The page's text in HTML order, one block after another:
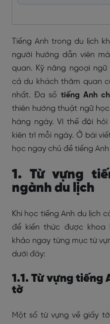
Tiếng Anh trong du lịch
người hướng dẫn viên
quan. Kỹ năng ngoại
cả du khách thăm quan
nhất. Đa số tiếng Anh
thiên hướng thuật ngữ
hàng ngày. Vì thế đòi
kiên trì mỗi ngày. Ở bài
học ngay chủ đề tiếng
1. Từ vựng
ngành du lịch
Khi học tiếng Anh du lịch
để kiến thức được khoa
khảo ngay từng mục từ
dưới đây:
1.1. Từ vựng tiếng
tờ
Một số từ vựng về giấy